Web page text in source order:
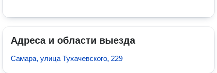
Адреса и области выезда
Самара, улица Тухачевского, 229